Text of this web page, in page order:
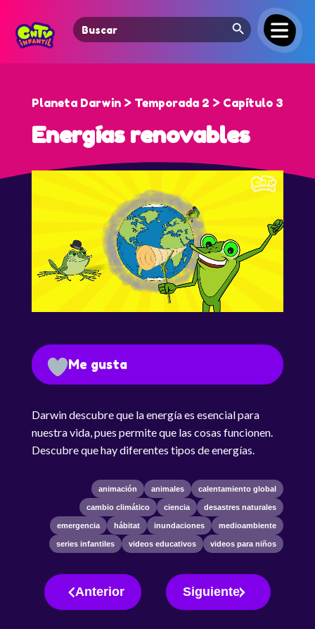
Search
for:
Search Button
Planeta Darwin > Temporada 2 > Capítulo 3
Energías renovables
Me gusta
Darwin descubre que la energía es esencial para
nuestra vida, pues permite que las cosas funcionen.
Descubre que hay diferentes tipos de energías.
animación animales calentamiento global
cambio climático ciencia desastres naturales
emergencia hábitat inundaciones medioambiente
series infantiles videos educativos videos para niños
Anterior Siguiente